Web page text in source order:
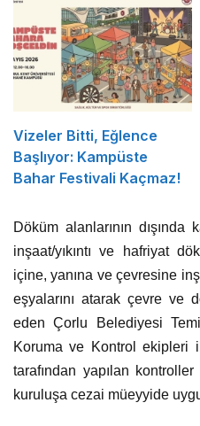
Vizeler Bitti, Eğlence
Başlıyor: Kampüste
Bahar Festivali Kaçmaz!
Döküm alanlarının
inşaat/yıkıntı ve hafriyat
içine, yanına ve çevresine
eşyalarını atarak çevre ve
eden Çorlu Belediyesi
Koruma ve Kontrol ekipleri
tarafından yapılan
kuruluşa cezai müeyyide